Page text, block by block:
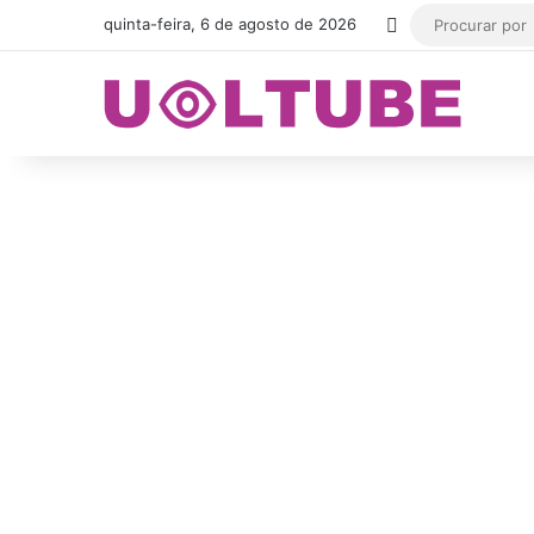
quinta-feira, 6 de agosto de 2026 Switch skin